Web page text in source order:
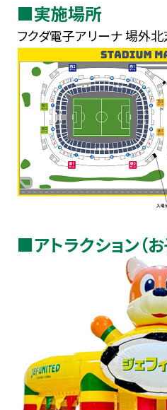
■実施場所
フクダ電子アリーナ 場外
■アトラクション（